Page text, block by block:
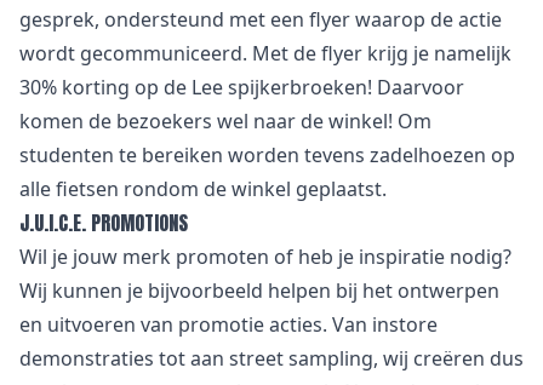
gesprek, ondersteund met een flyer waarop de actie
wordt gecommuniceerd. Met de flyer krijg je namelijk
30% korting op de Lee spijkerbroeken! Daarvoor
komen de bezoekers wel naar de winkel! Om
studenten te bereiken worden tevens zadelhoezen op
alle fietsen rondom de winkel geplaatst.
J.U.I.C.E. PROMOTIONS
Wil je jouw merk promoten of heb je inspiratie nodig?
Wij kunnen je bijvoorbeeld helpen bij het ontwerpen
en uitvoeren van promotie acties. Van instore
demonstraties tot aan street sampling, wij creëren dus